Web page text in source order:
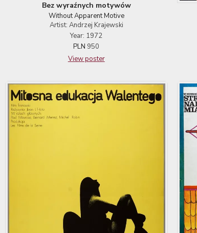
Bez wyraźnych motywów
Without Apparent Motive
Artist: Andrzej Krajewski
Year: 1972
PLN 950
View poster